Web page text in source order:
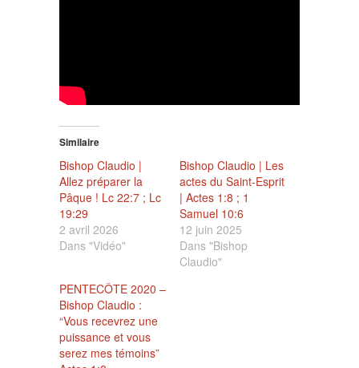
Similaire
Bishop Claudio |
Allez préparer la
Pâque ! Lc 22:7 ; Lc
19:29
2 avril 2026
Dans "Vidéo"
Bishop Claudio | Les
actes du Saint-Esprit
| Actes 1:8 ; 1
Samuel 10:6
12 juin 2025
Dans "Bishop
Claudio"
PENTECÔTE 2020 –
Bishop Claudio :
“Vous recevrez une
puissance et vous
serez mes témoins”